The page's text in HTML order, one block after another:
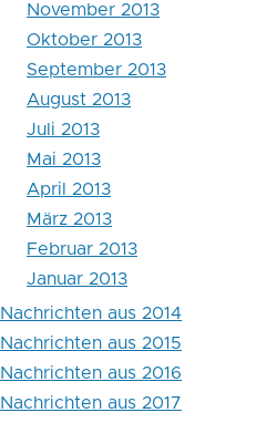
November 2013
Oktober 2013
September 2013
August 2013
Juli 2013
Mai 2013
April 2013
März 2013
Februar 2013
Januar 2013
Nachrichten aus 2014
Nachrichten aus 2015
Nachrichten aus 2016
Nachrichten aus 2017